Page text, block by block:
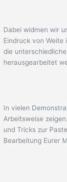
Dabei widmen wir
Eindruck von
die
herausgearbeitet
In vielen
Arbeitsweise
und Tricks zur
Bearbeitung Eurer